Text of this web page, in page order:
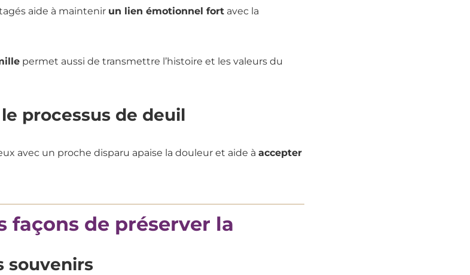
aide à maintenir un lien émotionnel fortavec la
permet aussi de transmettre l’histoire et les valeurs du
processus de deuil
avec un proche disparu apaise la douleur et aide à accepter
façons de préserver la
souvenirs